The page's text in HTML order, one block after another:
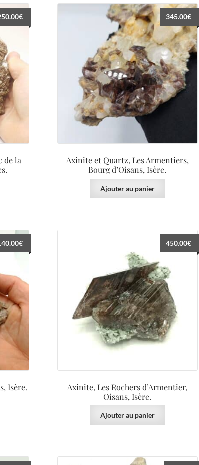
de la
€
Axinite et Quartz, Les Armentiers,
Bourg d’Oisans, Isère.
345.00€
Ajouter au panier
Isère.
€
Axinite, Les Rochers d’Armentier,
Oisans, Isère.
450.00€
Ajouter au panier